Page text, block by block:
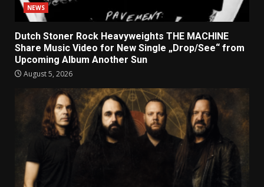
NEWS
Dutch Stoner Rock Heavyweights THE MACHINE
Share Music Video for New Single „Drop/See“ from
Upcoming Album Another Sun
August 5, 2026